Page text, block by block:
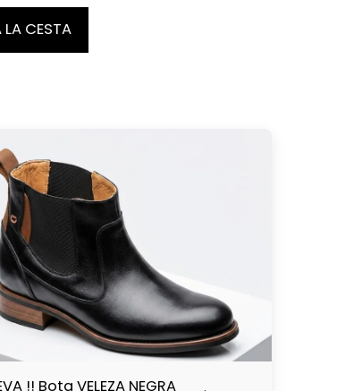
LA CESTA
NEGRA